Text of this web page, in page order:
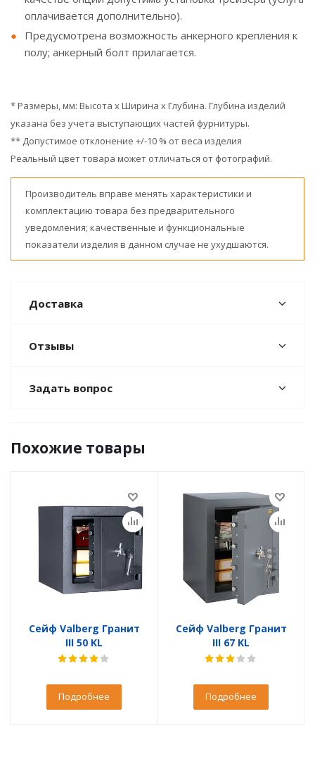
оплачивается дополнительно).
Предусмотрена возможность анкерного крепления к
полу; анкерный болт прилагается.
* Размеры, мм: Высота x Ширина x Глубина. Глубина изделий
указана без учета выступающих частей фурнитуры.
** Допустимое отклонение +/-10 % от веса изделия
Реальный цвет товара может отличаться от фотографий.
Производитель вправе менять характеристики и
комплектацию товара без предварительного
уведомления; качественные и функциональные
показатели изделия в данном случае не ухудшаются.
Доставка
Отзывы
Задать вопрос
Похожие товары
Сейф Valberg Гранит
III 50 KL
Подробнее
Сейф Valberg Гранит
III 67 KL
Подробнее